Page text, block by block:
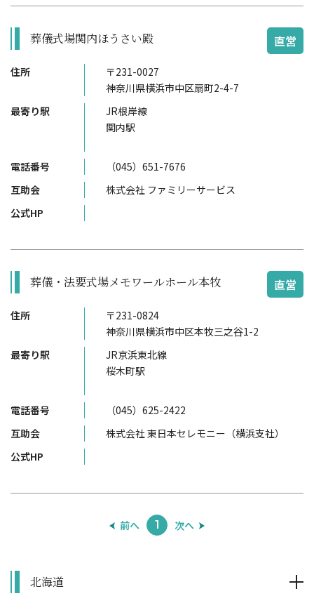
北海道
葬儀式場関内ほうさい殿 直営
住所
〒231-0027
神奈川県横浜市中区扇町2-4-7
最寄り駅
JR根岸線
関内駅
電話番号
（045）651-7676
互助会
株式会社 ファミリーサービス
公式HP
葬儀・法要式場メモワールホール本牧 直営
住所
〒231-0824
神奈川県横浜市中区本牧三之谷1-2
最寄り駅
JR京浜東北線
桜木町駅
電話番号
（045）625-2422
互助会
株式会社 東日本セレモニー（横浜支社）
公式HP
前へ 1 次へ